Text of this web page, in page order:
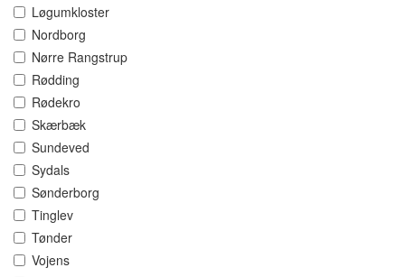
Løgumkloster
Nordborg
Nørre Rangstrup
Rødding
Rødekro
Skærbæk
Sundeved
Sydals
Sønderborg
Tinglev
Tønder
Vojens